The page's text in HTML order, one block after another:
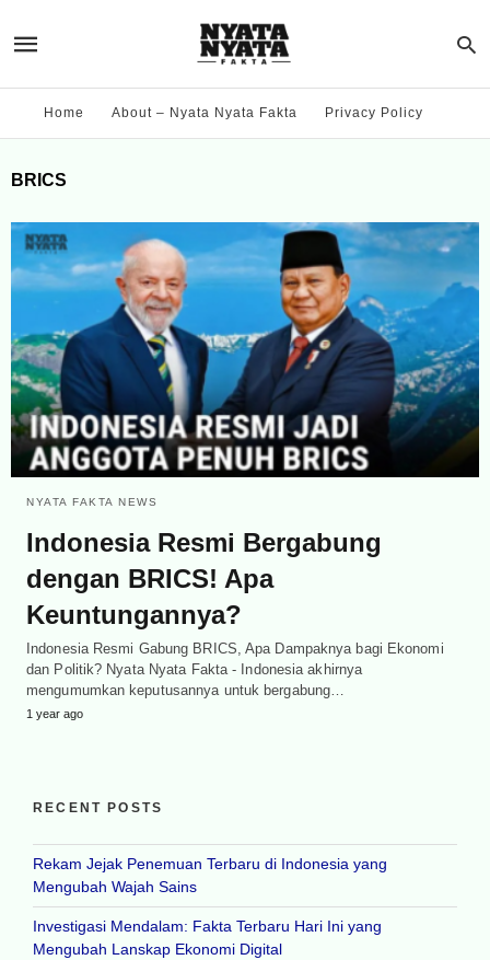
Home About – Nyata Nyata Fakta Privacy Policy
BRICS
NYATA FAKTA NEWS
Indonesia Resmi Bergabung
dengan BRICS! Apa
Keuntungannya?
Indonesia Resmi Gabung BRICS, Apa Dampaknya bagi Ekonomi
dan Politik? Nyata Nyata Fakta - Indonesia akhirnya
mengumumkan keputusannya untuk bergabung…
1 year ago
RECENT POSTS
Rekam Jejak Penemuan Terbaru di Indonesia yang
Mengubah Wajah Sains
Investigasi Mendalam: Fakta Terbaru Hari Ini yang
Mengubah Lanskap Ekonomi Digital